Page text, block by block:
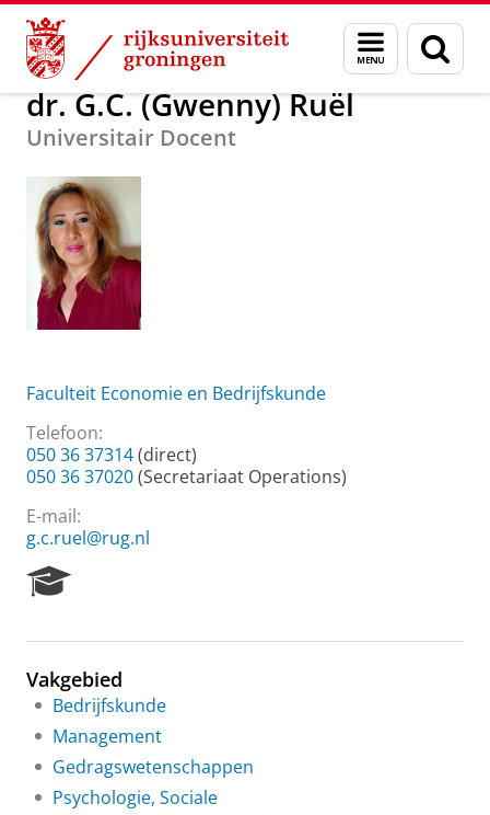
Skip
Content
Skip
Navigation
Menu
en
zoeken
Over ons dr. G.C. (Gwenny) Ruël
dr. G.C. (Gwenny) Ruël
Universitair Docent
Faculteit Economie en Bedrijfskunde
Telefoon:
050 36 37314(direct)
050 36 37020(Secretariaat Operations)
E-mail:
g.c.ruel@rug.nl
e
r
c
h
o
r
Vakgebied
Bedrijfskunde
Management
Gedragswetenschappen
Psychologie, Sociale